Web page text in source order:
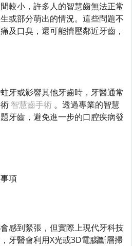
較小，許多人的智慧齒無法正常
或部分萌出的情況。這些問題不
及口臭，還可能擠壓鄰近牙齒，
牙或影響其他牙齒時，牙醫通常
智慧齒手術 。透過專業的智慧
牙齒，避免進一步的口腔疾病發
項
感到緊張，但實際上現代牙科技
牙醫會利用X光或3D電腦斷層掃